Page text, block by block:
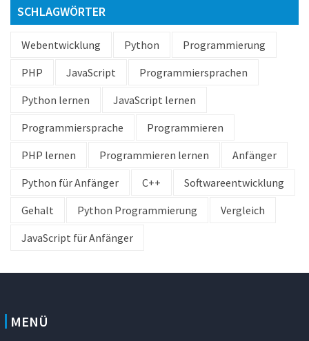
SCHLAGWÖRTER
Webentwicklung Python
Programmierung
PHP
JavaScript
Programmiersprachen
Python lernen
JavaScript lernen
Programmiersprache
Programmieren
PHP lernen
Programmieren lernen
Anfänger
Python für Anfänger
C++
Softwareentwicklung
Gehalt
Python Programmierung
Vergleich
JavaScript für Anfänger
MENÜ